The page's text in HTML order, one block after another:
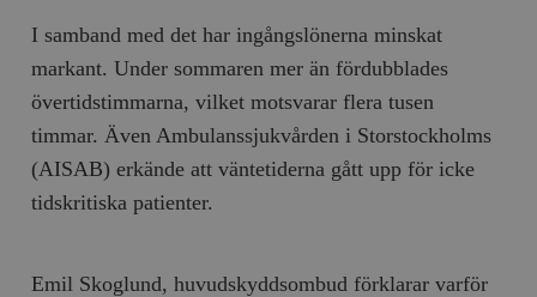
I samband med det har ingångslönerna minskat
markant. Under sommaren mer än fördubblades
övertidstimmarna, vilket motsvarar flera tusen
timmar. Även Ambulanssjukvården i Storstockholms
(AISAB) erkände att väntetiderna gått upp för icke
tidskritiska patienter.
Emil Skoglund, huvudskyddsombud förklarar varför